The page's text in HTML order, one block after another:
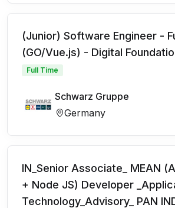
(Junior) Software Engineer -
(GO/Vue.js) - Digital
Full Time
Schwarz Gruppe
Germany
IN_Senior Associate_ MEAN
+ Node JS) Developer
Technology_Advisory_ PAN